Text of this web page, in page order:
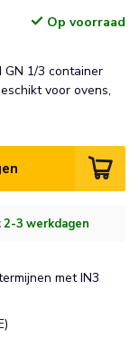
Op voorraad
GN 1/3 container
voor ovens,
2-3 werkdagen
met IN3